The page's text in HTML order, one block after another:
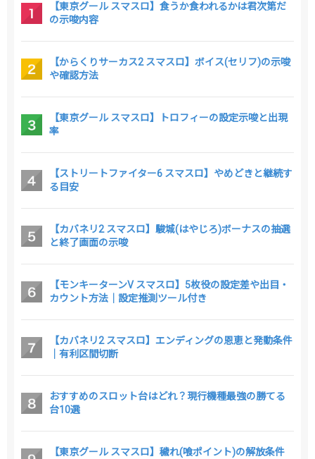
【東京グール スマスロ】食うか食われるかは君次第だ
の示唆内容
【からくりサーカス2 スマスロ】ボイス(セリフ)の示唆
や確認方法
【東京グール スマスロ】トロフィーの設定示唆と出現
率
【ストリートファイター6 スマスロ】やめどきと継続す
る目安
【カバネリ2 スマスロ】駿城(はやじろ)ボーナスの抽選
と終了画面の示唆
【モンキーターンV スマスロ】5枚役の設定差や出目・
カウント方法｜設定推測ツール付き
【カバネリ2 スマスロ】エンディングの恩恵と発動条件
｜有利区間切断
おすすめのスロット台はどれ？現行機種最強の勝てる
台10選
【東京グール スマスロ】穢れ(喰ポイント)の解放条件